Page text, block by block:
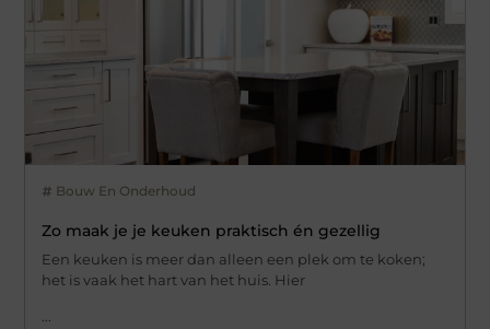
Bouw En Onderhoud
Zo maak je je keuken praktisch én gezellig
Een keuken is meer dan alleen een plek om te koken;
het is vaak het hart van het huis. Hier
...